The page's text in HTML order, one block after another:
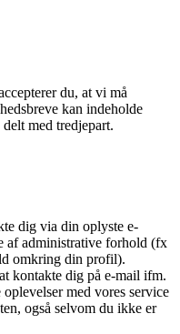
du, at vi må
kan indeholde
med tredjepart.
dig via din oplyste e-
af administrative forhold (fx
omkring din profil).
kontakte dig på e-mail ifm.
med vores service
også selvom du ikke er